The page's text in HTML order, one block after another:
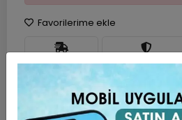
Favorilerime ekle
Hızlı Gönderi Güvenli Alışveriş